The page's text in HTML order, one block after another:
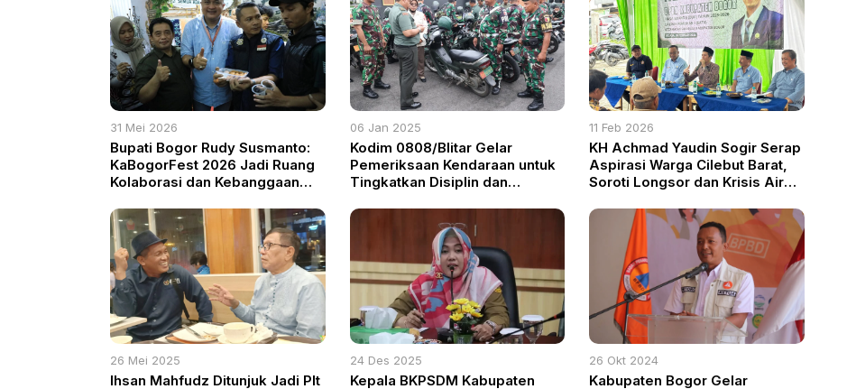
31 Mei 2026
Bupati Bogor Rudy Susmanto:
KaBogorFest 2026 Jadi Ruang
Kolaborasi dan Kebanggaan
06 Jan 2025
Kodim 0808/Blitar Gelar
Pemeriksaan Kendaraan untuk
Tingkatkan Disiplin dan
11 Feb 2026
KH Achmad Yaudin Sogir Serap
Aspirasi Warga Cilebut Barat,
Soroti Longsor dan Krisis Air
Bogor
26 Mei 2025
Ihsan Mahfudz Ditunjuk Jadi Plt
24 Des 2025
Kepala BKPSDM Kabupaten
26 Okt 2024
Kabupaten Bogor Gelar